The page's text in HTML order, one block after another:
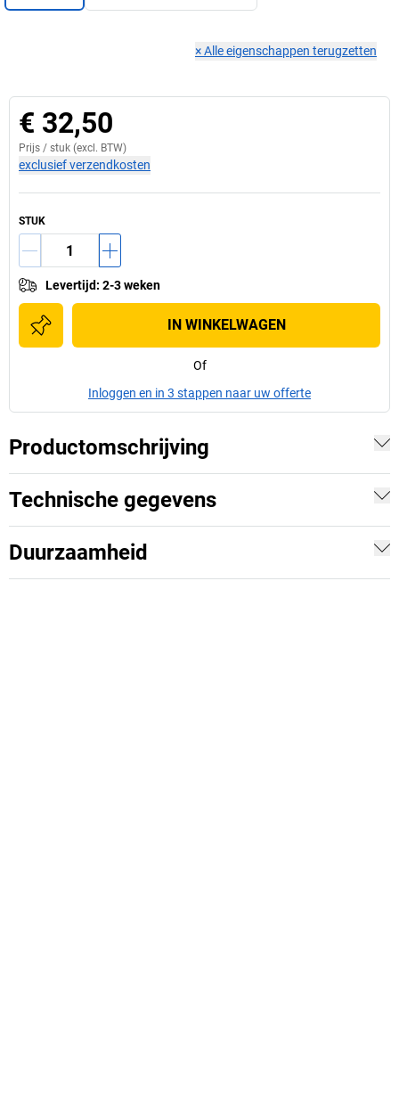
×Alle eigenschappen terugzetten
€ 32,50
Prijs / stuk (excl. BTW)
exclusief verzendkosten
STUK
Levertijd: 2-3 weken
IN WINKELWAGEN
Of
Inloggen en in 3 stappen naar uw offerte
Productomschrijving
Technische gegevens
Duurzaamheid